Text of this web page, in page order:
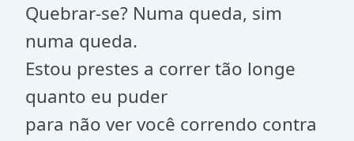
Quebrar-se? Numa queda, sim
numa queda.
Estou prestes a correr tão longe
quanto eu puder
para não ver você correndo contra